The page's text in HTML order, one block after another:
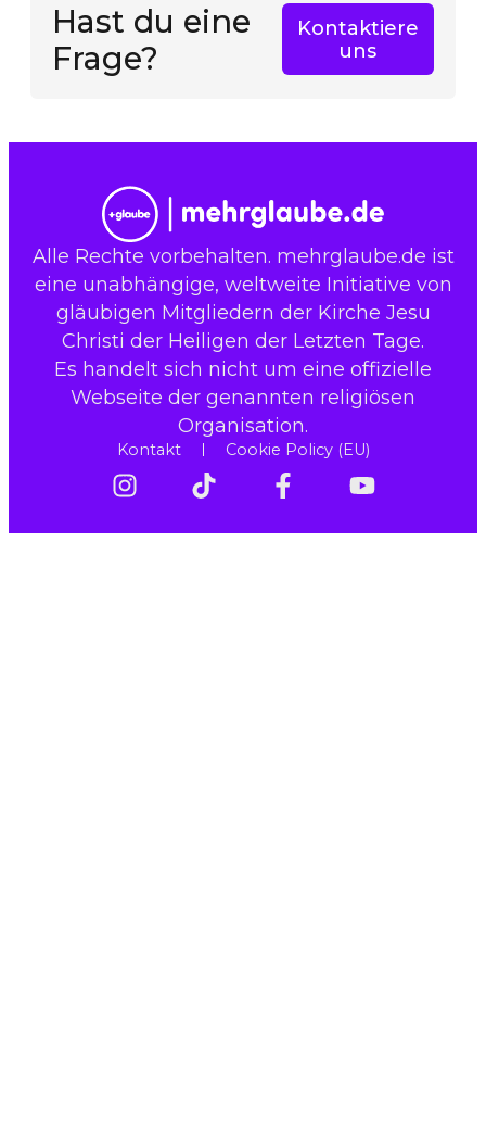
Hast du eine
Frage?
Kontaktiere
uns
Alle Rechte vorbehalten. mehrglaube.de ist
eine unabhängige, weltweite Initiative von
gläubigen Mitgliedern der Kirche Jesu
Christi der Heiligen der Letzten Tage.
Es handelt sich nicht um eine offizielle
Webseite der genannten religiösen
Organisation.
Kontakt Cookie Policy (EU)